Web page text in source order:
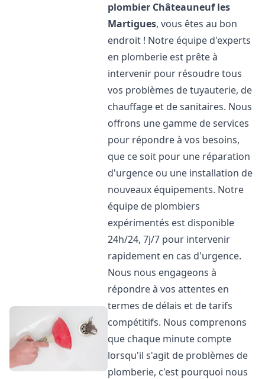
plombier Châteauneuf les
Martigues, vous êtes au bon
endroit ! Notre équipe d'experts
en plomberie est prête à
intervenir pour résoudre tous
vos problèmes de tuyauterie, de
chauffage et de sanitaires. Nous
offrons une gamme de services
pour répondre à vos besoins,
que ce soit pour une réparation
d'urgence ou une installation de
nouveaux équipements. Notre
équipe de plombiers
expérimentés est disponible
24h/24, 7j/7 pour intervenir
rapidement en cas d'urgence.
Nous nous engageons à
répondre à vos attentes en
termes de délais et de tarifs
compétitifs. Nous comprenons
que chaque minute compte
lorsqu'il s'agit de problèmes de
plomberie, c'est pourquoi nous